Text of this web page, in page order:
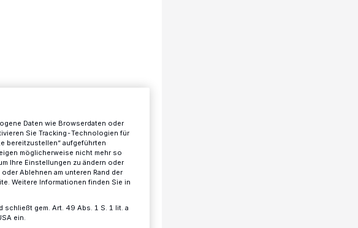
Daten wie Browserdaten oder
Sie Tracking-Technologien für
bereitzustellen“ aufgeführten
möglicherweise nicht mehr so
Ihre Einstellungen zu ändern oder
Ablehnen am unteren Rand der
Weitere Informationen finden Sie in
gem. Art. 49 Abs. 1 S. 1 lit. a
ein.